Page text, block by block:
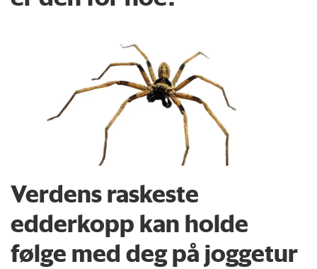
Verdens raskeste
edderkopp kan holde
følge med deg på joggetur